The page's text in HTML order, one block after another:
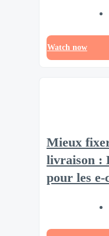
Watch now
Mieux
livraison :
pour les e-